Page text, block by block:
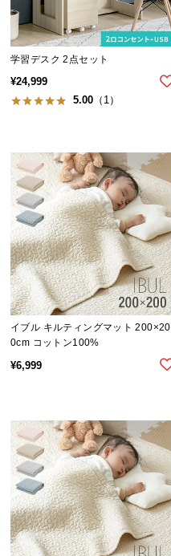
返
品・
キ
ャ
ル
に
つ
い
て
保
証
に
つ
い
て
員
規
約
に
つ
い
て
学習デスク 2点セット
¥24,999
5.00 （1）
イブル キルティングマット 200×20
0cm コットン100%
¥6,999